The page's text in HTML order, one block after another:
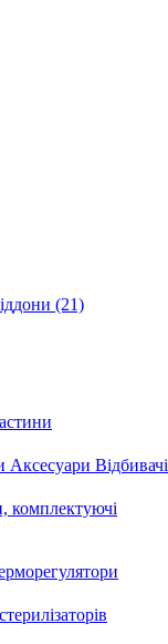
(21)
Аксесуари Відбивачі
комплектуючі